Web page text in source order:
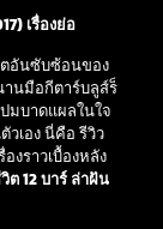
เรื่องย่อ
อันซับซ้อนของ
านมือกีตาร์บลูส์ร็
มบาดแผลในใจ
วเอง นี่คือ รีวิว
งราวเบื้องหลัง
ต 12 บาร์ ล่าฝัน